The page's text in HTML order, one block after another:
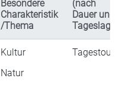
Besondere
Charakteristik
/Thema
(nach
Dauer und
Tageslage)
Kultur
Natur
Tagestour